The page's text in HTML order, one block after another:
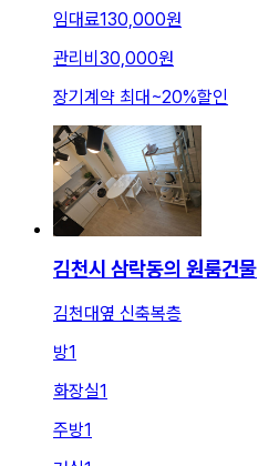
임대료130,000원
관리비 30,000원
장기계약 최대~20%할인
김천시 삼락동의 원룸건물
김천대옆 신축복층
방1
화장실1
주방1